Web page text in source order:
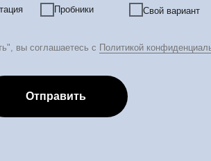
Пробники Свой вариант
вы соглашаетесь с Политикой
Отправить